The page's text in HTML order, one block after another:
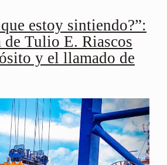
estoy sintiendo?”:
de Tulio E. Riascos
y el llamado de